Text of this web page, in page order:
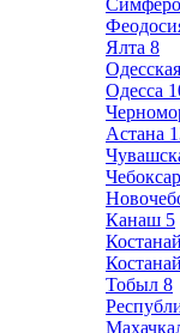
Ялта 8
Одесса
Астана
Канаш 5
Костанай
Тобыл 8